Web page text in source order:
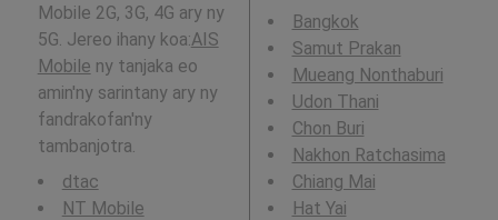
Mobile 2G, 3G, 4G ary ny
5G. Jereo ihany koa:AIS
Mobile ny tanjaka eo
amin'ny sarintany ary ny
fandrakofan'ny
tambanjotra.
dtac
NT Mobile
Bangkok
Samut Prakan
Mueang Nonthaburi
Udon Thani
Chon Buri
Nakhon Ratchasima
Chiang Mai
Hat Yai